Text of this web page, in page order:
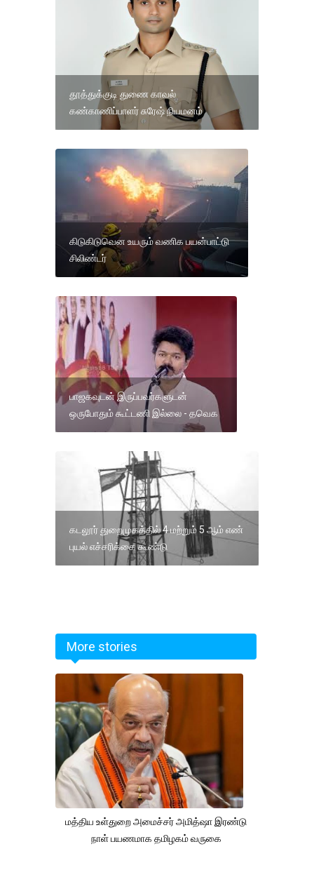
தூத்துக்குடி துணை காவல்
கண்காணிப்பாளர் சுரேஷ் நியமனம்
கிடுகிடுவென உயரும் வணிக பயன்பாட்டு
சிலிண்டர்
பாஜகவுடன் இருப்பவர்களுடன்
ஒருபோதும் கூட்டணி இல்லை - தவெக
கடலூர் துறைமுகத்தில் 4 மற்றும் 5 ஆம் எண்
புயல் எச்சரிக்கை கூண்டு
More stories
மத்திய உள்துறை அமைச்சர் அமித்ஷா இரண்டு
நாள் பயணமாக தமிழகம் வருகை